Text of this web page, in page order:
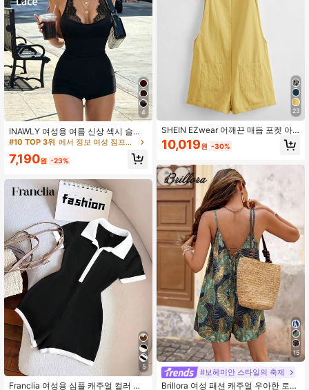
4
INAWLY 여성용 여름 신상 섹시 슬림
핏 레이스 홀터넥 숏 타이트 점프수트
#10 TOP 3위 에서 정보 여성 점프수트 & 바디수트
7,190원 -23%
5
Franclia 여성용 심플 캐주얼 컬러 블
23
SHEIN EZwear 어깨끈 매듭 포켓 아
플리케 멜빵 점프슈트 반바지
10,019원 -30%
15
#보헤미안 스타일의 축제
Brillora 여성 패션 캐주얼 우아한 로맨